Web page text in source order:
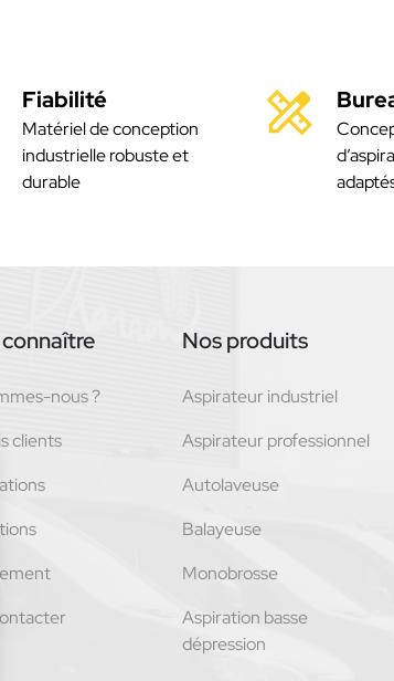
Fiabilité
Matériel de conception
industrielle robuste et
durable
nous ?
clients
Nos produits
Aspirateur industriel
Aspirateur professionnel
Autolaveuse
Balayeuse
Monobrosse
Aspiration basse
dépression